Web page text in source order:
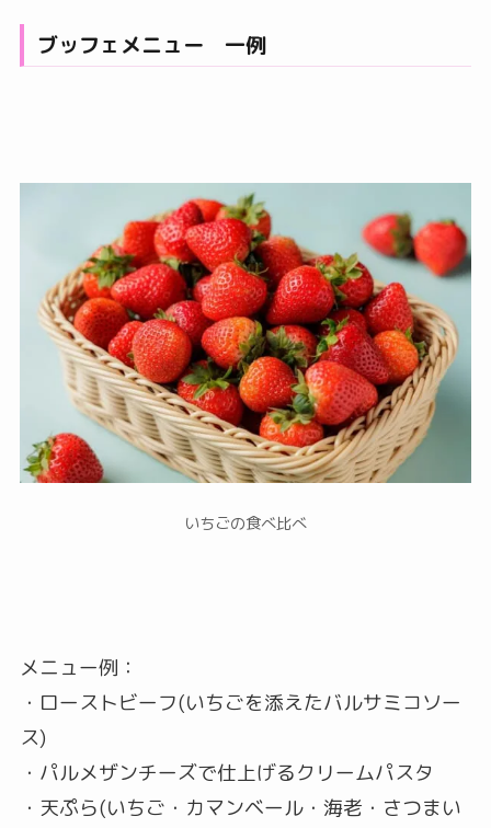
ブッフェメニュー 一例
いちごの食べ比べ
メニュー例：
・ローストビーフ(いちごを添えたバルサミコソー
ス)
・パルメザンチーズで仕上げるクリームパスタ
・天ぷら(いちご・カマンベール・海老・さつまい